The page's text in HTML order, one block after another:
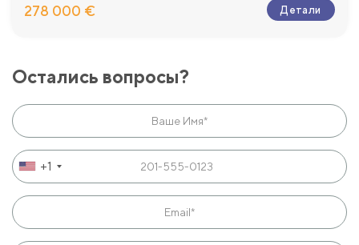
278 000 € Детали
Остались вопросы?
+1